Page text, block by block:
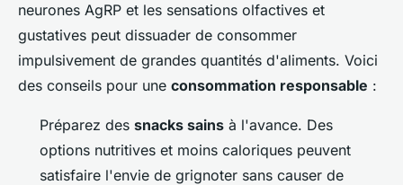
neurones AgRP et les sensations olfactives et
gustatives peut dissuader de consommer
impulsivement de grandes quantités d'aliments. Voici
des conseils pour une consommation responsable :
Préparez des snacks sains à l'avance. Des
options nutritives et moins caloriques peuvent
satisfaire l'envie de grignoter sans causer de